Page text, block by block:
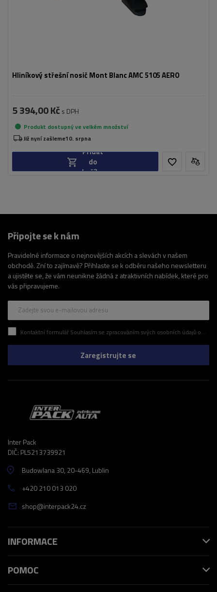
Hliníkový střešní nosič Mont Blanc AMC 5105 AERO
5 394,00 Kč s DPH
Produkt dostupný ve velkém množství
Již nyní zašleme10. srpna
Přidat
do
košíku
Připojte se k nám
Pravidelné informace o nejnovějších akcích a slevách v našem
obchodě. Zní to zajímavě? Přihlaste se k odběru našeho newsletteru
a ujistěte se, že vám neunikne žádná z atraktivních nabídek, které pro
vás připravujeme.
Zadejte svou e-mailovou adresu
Kontaktní formulář Souhlasím se zpracováním svých osobních údajů obsažených v kontaktním formuláři v souladu s nařízením Evropského parlamentu a Rady (EU)
Zaregistrujte se
Inter Pack
DIČ: PL5213739921
Budowlana 30, 20-469, Lublin
+420 210 013 020
shop@interpack24.cz
INFORMACE
POMOC